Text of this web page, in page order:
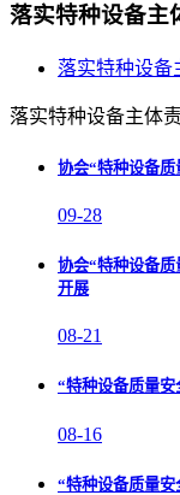
落实特种设备主
落实特种设备
落实特种设备主体
协会“特种设备
09-28
协会“特种设备
开展
08-21
“特种设备质量
08-16
“特种设备质量